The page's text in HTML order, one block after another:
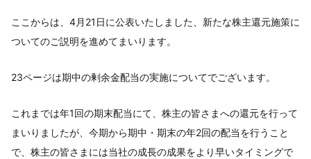
ここからは、4月21日に公表いたしました、新たな株主還元施策に
ついてのご説明を進めてまいります。
23ページは期中の剰余金配当の実施についてでございます。
これまでは年1回の期末配当にて、株主の皆さまへの還元を行って
まいりましたが、今期から期中・期末の年2回の配当を行うこと
で、株主の皆さまには当社の成長の成果をより早いタイミングで